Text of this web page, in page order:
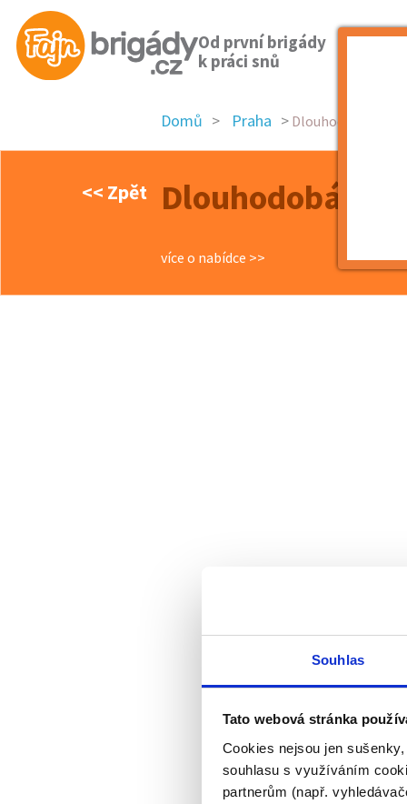
Souhlas
Tato webová stránka
Cookies nejsou jen
souhlasu s využíváním
partnerům (např.
Od první brigády
k práci snů
Domů Praha Dlouhodobá
<< Zpět Dlouhodobá
více o nabídce >>